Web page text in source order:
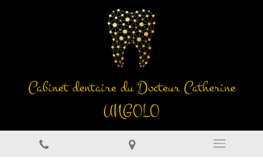
Cabinet dentaire du Docteur Catherine
UNGOLO